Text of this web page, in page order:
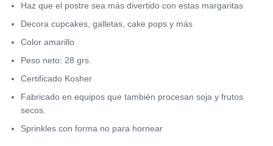
Haz que el postre sea más divertido con estas margaritas
Decora cupcakes, galletas, cake pops y más
Color amarillo
Peso neto: 28 grs.
Certificado Kosher
Fabricado en equipos que también procesan soja y frutos
secos.
Sprinkles con forma no para hornear